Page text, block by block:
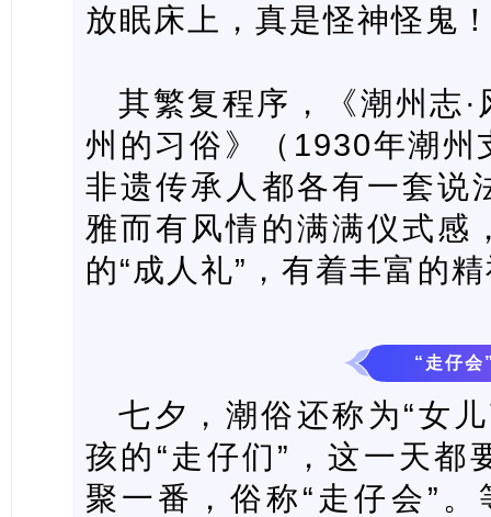
放眠床上，真是怪神怪鬼
其繁复程序，《潮州志
州的习俗》（1930年潮州
非遗传承人都各有一套说
雅而有风情的满满仪式感
的“成人礼”，有着丰富的
“走仔会
七夕，潮俗还称为“女
孩的“走仔们”，这一天都
聚一番，俗称“走仔会”